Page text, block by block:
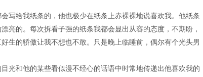
写给我纸条的，他也极少在纸条上赤裸裸地说喜欢我。他纸条
亮的。每次拆看子强的纸条我都会显出从容的态度，不期盼，
生的骄傲让我不想也不敢。只是晚上临睡前，偶尔有个光头男
光和他的某些看似漫不经心的话语中时常地传递出他喜欢我的